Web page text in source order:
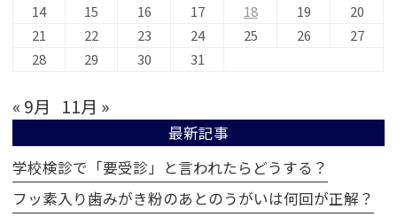
14
15 16 17 18 19
20
21
22 23 24 25 26
27
28
29 30 31
« 9月 11月 »
最新記事
学校検診で「要受診」と言われたらどうする？
フッ素入り歯みがき粉のあとのうがいは何回が正解？